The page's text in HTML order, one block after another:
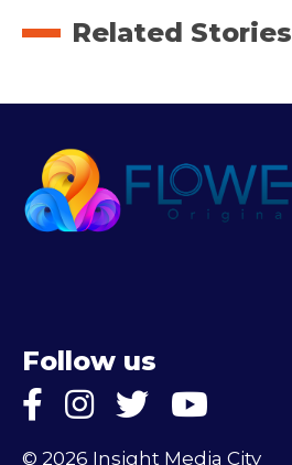
Related Stories
Follow us
© 2026 Insight Media City